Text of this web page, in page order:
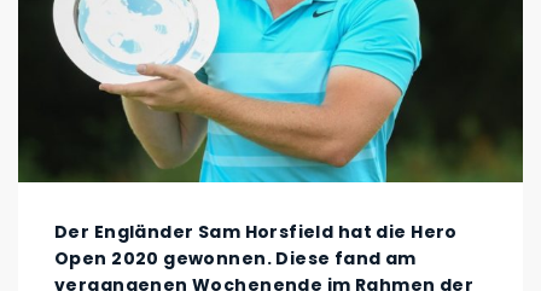
Der Engländer Sam Horsfield hat die Hero
Open 2020 gewonnen. Diese fand am
vergangenen Wochenende im Rahmen der